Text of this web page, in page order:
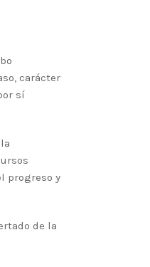
carácter
sí
progreso y
de la